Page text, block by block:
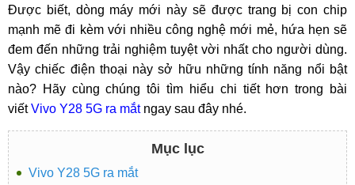
Được biết, dòng máy mới này sẽ được trang bị con chip
mạnh mẽ đi kèm với nhiều công nghệ mới mẻ, hứa hẹn sẽ
đem đến những trải nghiệm tuyệt vời nhất cho người dùng.
Vậy chiếc điện thoại này sở hữu những tính năng nổi bật
nào? Hãy cùng chúng tôi tìm hiểu chi tiết hơn trong bài
viếtVivo Y28 5G ra mắtngay sau đây nhé.
Mục lục
Vivo Y28 5G ra mắt